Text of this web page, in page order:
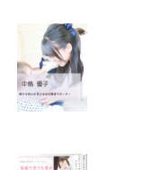
2026.01.11
りますように